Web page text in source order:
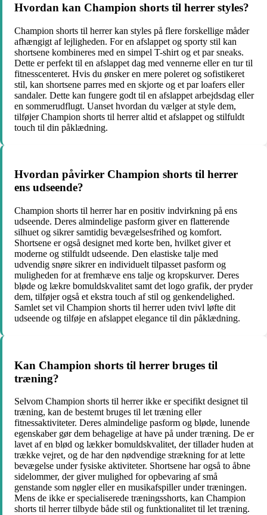
Hvordan kan Champion shorts til herrer styles?
Champion shorts til herrer kan styles på flere forskellige måder
afhængigt af lejligheden. For en afslappet og sporty stil kan
shortsene kombineres med en simpel T-shirt og et par sneaks.
Dette er perfekt til en afslappet dag med vennerne eller en tur til
fitnesscenteret. Hvis du ønsker en mere poleret og sofistikeret
stil, kan shortsene parres med en skjorte og et par loafers eller
sandaler. Dette kan fungere godt til en afslappet arbejdsdag eller
en sommerudflugt. Uanset hvordan du vælger at style dem,
tilføjer Champion shorts til herrer altid et afslappet og stilfuldt
touch til din påklædning.
Hvordan påvirker Champion shorts til herrer
ens udseende?
Champion shorts til herrer har en positiv indvirkning på ens
udseende. Deres almindelige pasform giver en flatterende
silhuet og sikrer samtidig bevægelsesfrihed og komfort.
Shortsene er også designet med korte ben, hvilket giver et
moderne og stilfuldt udseende. Den elastiske talje med
udvendig snøre sikrer en individuelt tilpasset pasform og
muligheden for at fremhæve ens talje og kropskurver. Deres
bløde og lækre bomuldskvalitet samt det logo grafik, der pryder
dem, tilføjer også et ekstra touch af stil og genkendelighed.
Samlet set vil Champion shorts til herrer uden tvivl løfte dit
udseende og tilføje en afslappet elegance til din påklædning.
Kan Champion shorts til herrer bruges til
træning?
Selvom Champion shorts til herrer ikke er specifikt designet til
træning, kan de bestemt bruges til let træning eller
fitnessaktiviteter. Deres almindelige pasform og bløde, lunende
egenskaber gør dem behagelige at have på under træning. De er
lavet af en blød og lækker bomuldskvalitet, der tillader huden at
trække vejret, og de har den nødvendige strækning for at lette
bevægelse under fysiske aktiviteter. Shortsene har også to åbne
sidelommer, der giver mulighed for opbevaring af små
genstande som nøgler eller en musikafspiller under træningen.
Mens de ikke er specialiserede træningsshorts, kan Champion
shorts til herrer tilbyde både stil og funktionalitet til let træning.